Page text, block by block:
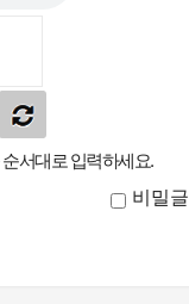
서대로 입력하세요.
비밀글